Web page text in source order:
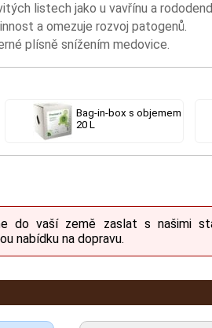
listech jako u vavřínu a
a omezuje rozvoj patogenů.
plísně snížením medovice.
Bag-in-box s objemem
20 L
do vaší země zaslat s našimi
nabídku na dopravu.